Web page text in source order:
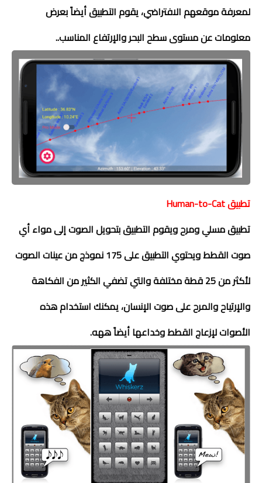
لمعرفة موقعهم الافتراضي، يقوم التطبيق أيضاً بعرض
معلومات عن مستوى سطح البحر والإرتفاع المناسب..
تطبيقHuman-to-Cat
تطبيق مسلي ومرح ويقوم التطبيق بتحويل الصوت إلى مواء أي
صوت القطط ويحتوي التطبيق على 175 نموذج من عينات الصوت
لأكثر من 25 قطة مختلفة والتي تضفي الكثير من الفكاهة
والإرتياح والمرح على صوت الإنسان، يمكنك استخدام هذه
الأصوات لإزعاج القطط وخداعها أيضاً ههه.